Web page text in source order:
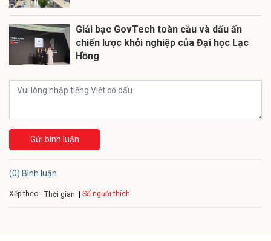
Giải bạc GovTech toàn cầu và dấu ấn
chiến lược khởi nghiệp của Đại học Lạc
Hồng
Gửi bình luận
(0) Bình luận
Xếp theo: Thời gian Số người thích